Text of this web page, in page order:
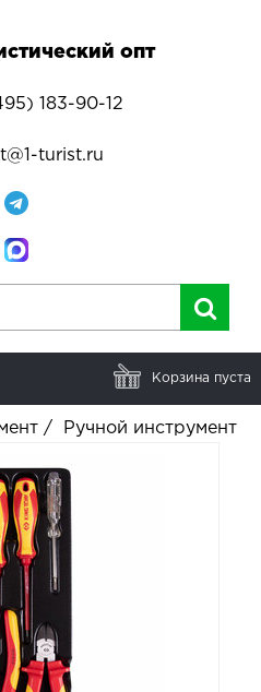
опт
183-90-12
turist.ru
Корзина пуста
/ Ручной инструмент